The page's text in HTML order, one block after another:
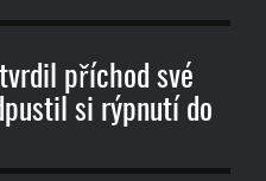
příchod své
si rýpnutí do